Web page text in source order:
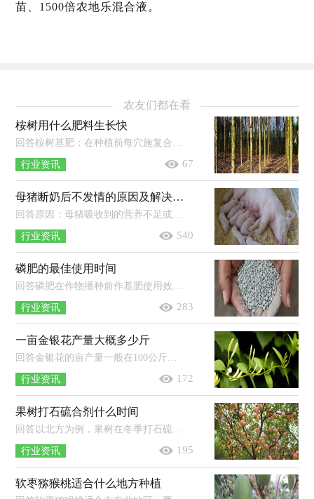
苗、1500倍农地乐混合液。
农友们都在看
桉树用什么肥料生长快
回答桉树基肥：在种植前每穴施复合肥料或桉树专用肥0.5-1斤，再用土覆盖。桉树追肥：在定植后1个月或者幼树长至1米时，每株施复混肥料或...
行业资讯 67
母猪断奶后不发情的原因及解决办法
回答原因：母猪吸收到的营养不足或者营养过剩，导致母猪断奶后发情不正常；母猪的身体还处于生长发育的阶段，其体成熟和性成熟没有同步；母...
行业资讯 540
磷肥的最佳使用时间
回答磷肥在作物播种前作基肥使用效果较佳，使用时间需根据播种时间决定，多数在春季或者秋季。磷肥容易被土壤固定，在土壤中移动性较小...
行业资讯 283
一亩金银花产量大概多少斤
回答金银花的亩产量一般在100公斤左右，三年达产后平均亩产干花达150-200公斤。金银花在中国各省均有分布，又名忍冬、金银藤、银藤、...
行业资讯 172
果树打石硫合剂什么时间
行业资讯 195
软枣猕猴桃适合什么地方种植